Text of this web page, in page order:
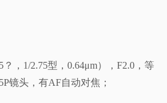
，1/2.75型，0.64μm），F2.0，等
镜头，有AF自动对焦；